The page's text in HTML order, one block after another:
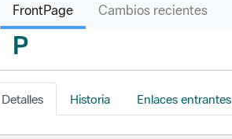
FrontPage Cambios recientes
P
Detalles Historia Enlaces entrantes